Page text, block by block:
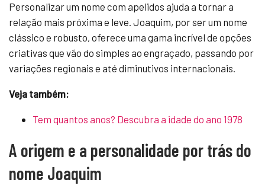
Personalizar um nome com apelidos ajuda a tornar a
relação mais próxima e leve. Joaquim, por ser um nome
clássico e robusto, oferece uma gama incrível de opções
criativas que vão do simples ao engraçado, passando por
variações regionais e até diminutivos internacionais.
Veja também:
Tem quantos anos? Descubra a idade do ano 1978
A origem e a personalidade por trás do
nome Joaquim